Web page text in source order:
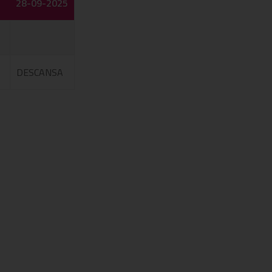
28-09-2025
DESCANSA